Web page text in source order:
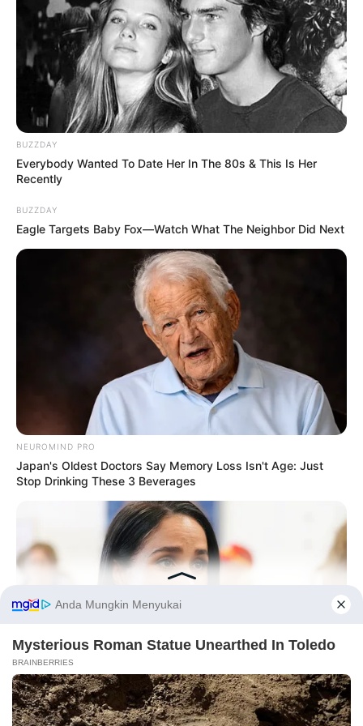
10 Desain Kanopi Tempat
Tidur, Serasa Beristirahat di
Kamar Raja
Tampil Lebih Modern, 7 Potret
Hasil Renovasi Rumah Berusia
90 Tahun
PRIVACY POLICY DISCLAIMER HUBUNGI KAMI IKLAN
BUZZDAY
Everybody Wanted To Date Her In The 80s & This Is Her
Recently
BUZZDAY
Eagle Targets Baby Fox—Watch What The Neighbor Did Next
NEUROMIND PRO
Japan's Oldest Doctors Say Memory Loss Isn't Age: Just
Stop Drinking These 3 Beverages
BUZZDAY
Meghan Markle's Daughter All Grown Up — See Her Now!